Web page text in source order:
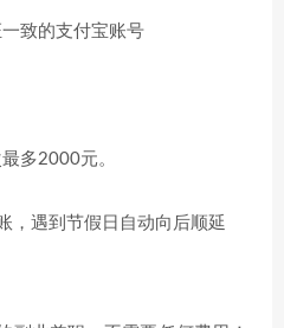
致的支付宝账号
多2000元。
，遇到节假日自动向后顺延